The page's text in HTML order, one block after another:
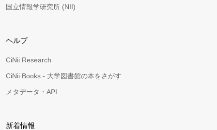
国立情報学研究所 (NII)
ヘルプ
CiNii Research
CiNii Books - 大学図書館の本をさがす
メタデータ・API
新着情報